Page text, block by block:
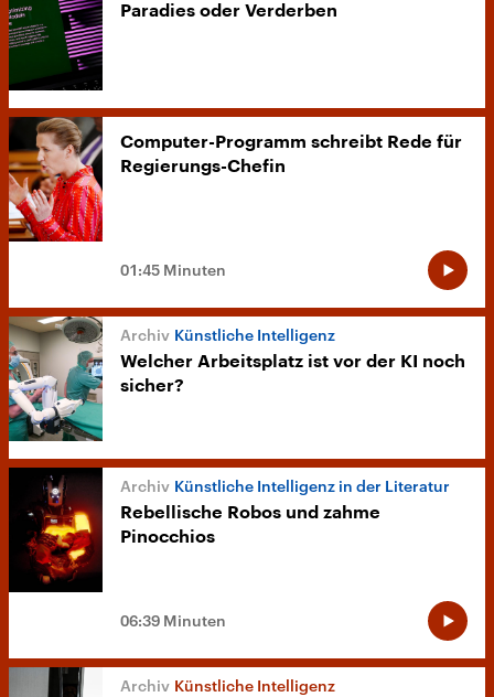
Paradies oder Verderben
Computer-Programm schreibt Rede für
Regierungs-Chefin
01:45 Minuten
Künstliche Intelligenz
Welcher Arbeitsplatz ist vor der KI noch
sicher?
Künstliche Intelligenz in der Literatur
Rebellische Robos und zahme
Pinocchios
06:39 Minuten
Künstliche Intelligenz